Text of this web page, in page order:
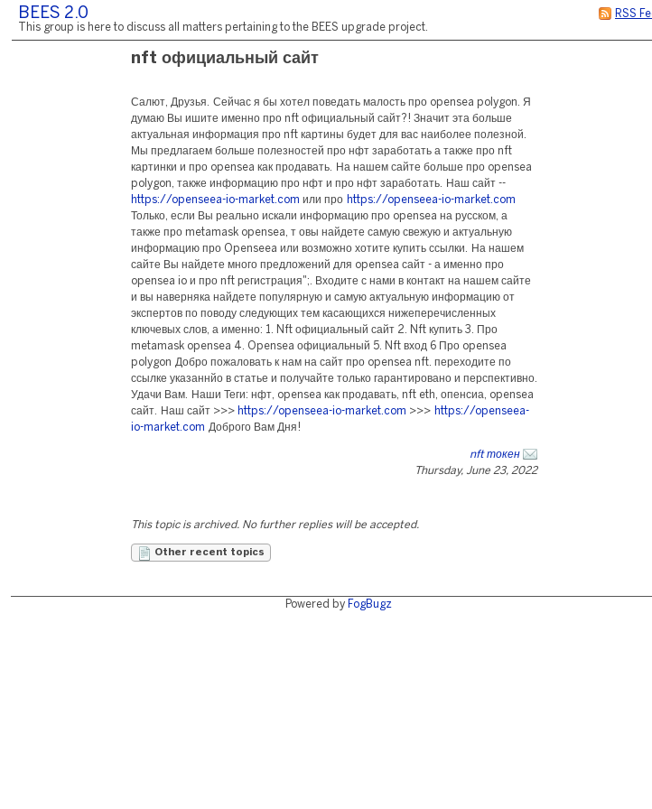
RSS
BEES 2.0
This group is here to discuss all matters pertaining to the BEES upgrade project.
nft официальный сайт
Салют, Друзья. Сейчас я бы хотел поведать малость про opensea polygon. Я
думаю Вы ишите именно про nft официальный сайт?! Значит эта больше
актуальная информация про nft картины будет для вас наиболее полезной.
Мы предлагаем больше полезностей про нфт заработать а также про nft
картинки и про opensea как продавать. На нашем сайте больше про opensea
polygon, также информацию про нфт и про нфт заработать. Наш сайт --
https://openseea-io-market.com или про https://openseea-io-market.com
Только, если Вы реально искали информацию про opensea на русском, а
также про metamask opensea, т овы найдете самую свежую и актуальную
информацию про Openseea или возможно хотите купить ссылки. На нашем
сайте Вы найдете много предложений для opensea сайт - а именно про
opensea io и про nft регистрация";. Входите с нами в контакт на нашем сайте
и вы наверняка найдете популярную и самую актуальную информацию от
экспертов по поводу следующих тем касающихся нижеперечисленных
ключевых слов, а именно: 1. Nft официальный сайт 2. Nft купить 3. Про
metamask opensea 4. Opensea официальный 5. Nft вход 6 Про opensea
polygon Добро пожаловать к нам на сайт про opensea nft. переходите по
ссылке указаннйо в статье и получайте только гарантировано и перспективно.
Удачи Вам. Наши Теги: нфт, opensea как продавать, nft eth, опенсиа, opensea
сайт. Наш сайт >>> https://openseea-io-market.com >>> https://openseea-
io-market.com Доброго Вам Дня!
nft токен
Thursday, June 23, 2022
This topic is archived. No further replies will be accepted.
Other recent topics
Powered by FogBugz